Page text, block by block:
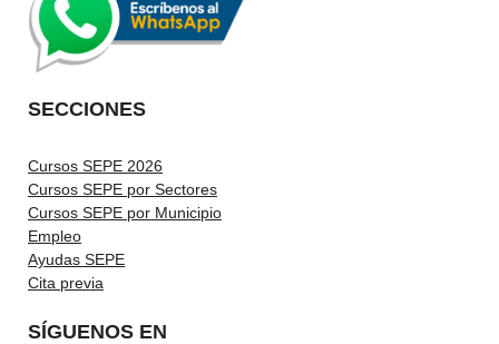
SECCIONES
Cursos SEPE 2026
Cursos SEPE por Sectores
Cursos SEPE por Municipio
Empleo
Ayudas SEPE
Cita previa
SÍGUENOS EN